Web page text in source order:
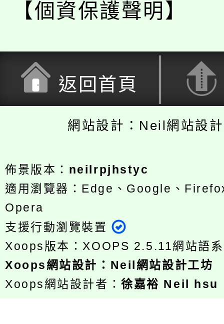
【個資保護聲明】
返回首頁
網站設計：Neil網站設
佈景版本： neilrpjhstyc
適用瀏覽器：Edge、Google、
Opera
支援行動瀏覽裝置
Xoops版本：XOOPS 2.5.11網站語
Xoops網站設計 ： Neil網站設計工坊
Xoops網站設計者：徐嘉裕 Neil hsu